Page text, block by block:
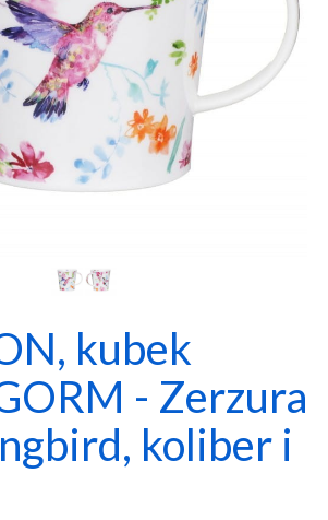
kubek
- Zerzura
koliber i